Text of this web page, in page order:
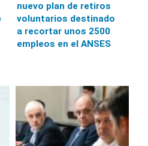
nuevo plan de retiros
voluntarios destinado
a recortar unos 2500
empleos en el ANSES